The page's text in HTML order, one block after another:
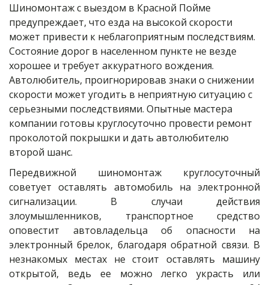
Шиномонтаж с выездом в Красной Пойме
предупреждает, что езда на высокой скорости
может привести к неблагоприятным последствиям.
Состояние дорог в населенном пункте не везде
хорошее и требует аккуратного вождения.
Автолюбитель, проигнорировав знаки о снижении
скорости может угодить в неприятную ситуацию с
серьезными последствиями. Опытные мастера
компании готовы круглосуточно провести ремонт
проколотой покрышки и дать автолюбителю
второй шанс.
Передвижной шиномонтаж круглосуточный
советует оставлять автомобиль на электронной
сигнализации. В случаи действия
злоумышленников, транспортное средство
оповестит автовладельца об опасности на
электронный брелок, благодаря обратной связи. В
незнакомых местах не стоит оставлять машину
открытой, ведь ее можно легко украсть или